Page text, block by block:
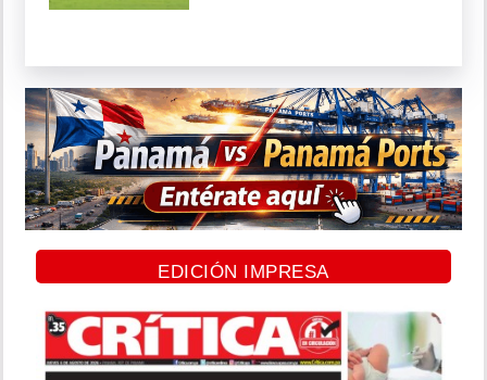
EDICIÓN IMPRESA